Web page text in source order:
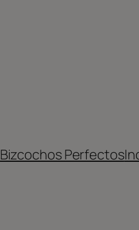
Bizcochos Perfectos